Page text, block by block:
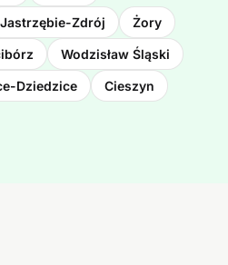
Jastrzębie-Zdrój Żory
Wodzisław Śląski
Dziedzice Cieszyn